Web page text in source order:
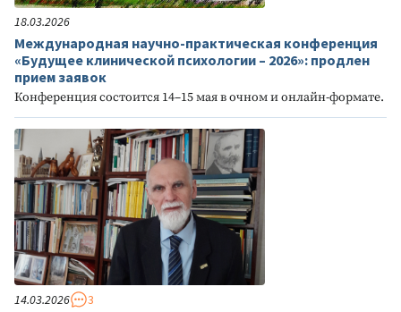
18.03.2026
Международная научно-практическая конференция
«Будущее клинической психологии – 2026»: продлен
прием заявок
Конференция состоится 14–15 мая в очном и онлайн-формате.
14.03.2026 3